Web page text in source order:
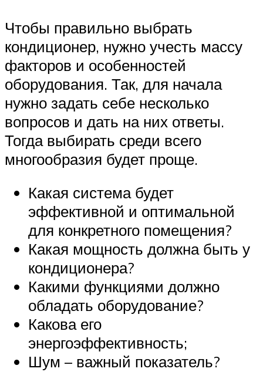
Чтобы правильно выбрать
кондиционер, нужно учесть массу
факторов и особенностей
оборудования. Так, для начала
нужно задать себе несколько
вопросов и дать на них ответы.
Тогда выбирать среди всего
многообразия будет проще.
Какая система будет
эффективной и оптимальной
для конкретного помещения?
Какая мощность должна быть у
кондиционера?
Какими функциями должно
обладать оборудование?
Какова его
энергоэффективность;
Шум – важный показатель?